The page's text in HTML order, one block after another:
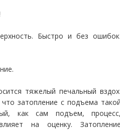
Быстро и без
тяжелый печальный
затопление с подъема
как сам подъем,
на оценку.